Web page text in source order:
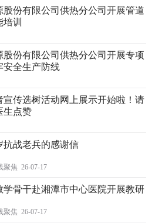
股份有限公司供热分公司开展管道
训
股份有限公司供热分公司开展专项
安全生产防线
宣传选树活动网上展示开始啦！请
生点赞
抗战老兵的感谢信
聚焦 26-07-17
学骨干赴湘潭市中心医院开展教研
聚焦 26-07-17